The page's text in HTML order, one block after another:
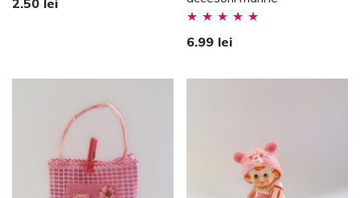
Evaluat la
5
6.99 lei